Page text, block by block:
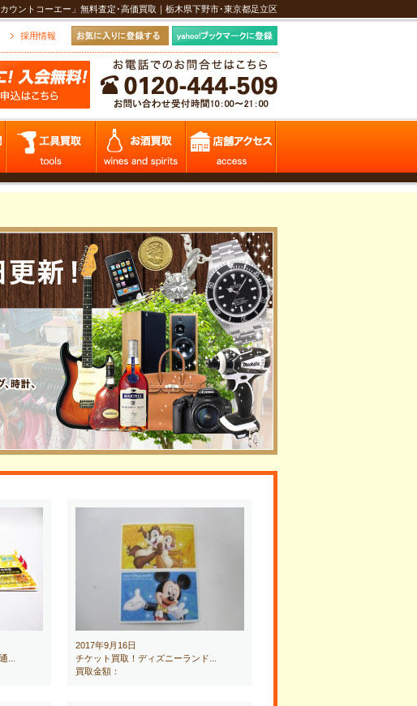
ウントコーエー」無料査定･高価買取｜栃木県下野市･東京都足立区
採用情報
...
2017年9月16日
チケット買取！ディズニーランド...
買取金額：